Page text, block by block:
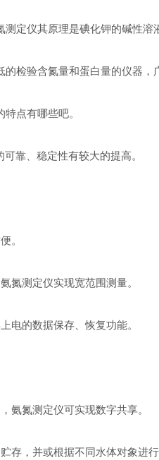
仪其原理是碘化钾的碱性溶
验含氮量和蛋白量的仪器，
点有哪些吧。
靠、稳定性有较大的提高。
。
测定仪实现宽范围测量。
的数据保存、恢复功能。
氮测定仪可实现数字共享。
，并或根据不同水体对象进行